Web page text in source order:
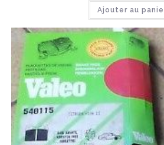
Ajouter au